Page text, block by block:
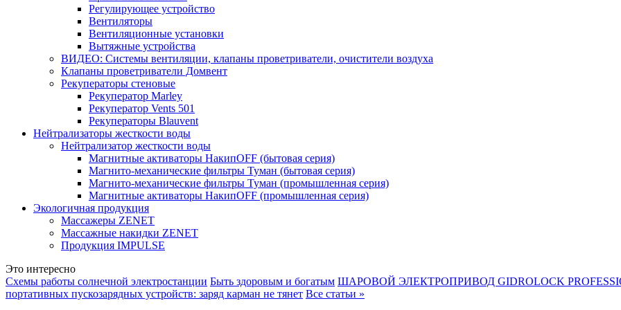
Регулирующее устройство
Вентиляторы
Вентиляционные установки
Вытяжные устройства
ВИДЕО: Системы вентиляции, клапаны проветриватели, очистители воздуха
Клапаны проветриватели Домвент
Рекуператоры стеновые
Рекуператор Marley
Рекуператор Vents 501
Рекуператоры Blauvent
Нейтрализаторы жесткости воды
Нейтрализатор жесткости воды
Магнитные активаторы НакипOFF (бытовая серия)
Магнито-механические фильтры Туман (бытовая серия)
Магнито-механические фильтры Туман (промышленная серия)
Магнитные активаторы НакипOFF (промышленная серия)
Экологичная продукция
Массажеры ZENET
Массажные накидки ZENET
Продукция IMPULSE
Это интересно
Схемы работы солнечной электростанции Быть здоровым и богатым ШАРОВОЙ ЭЛЕКТРОПРИВОД GIDROLOCK
портативных пускозарядных устройств: заряд карман не тянет Все статьи »